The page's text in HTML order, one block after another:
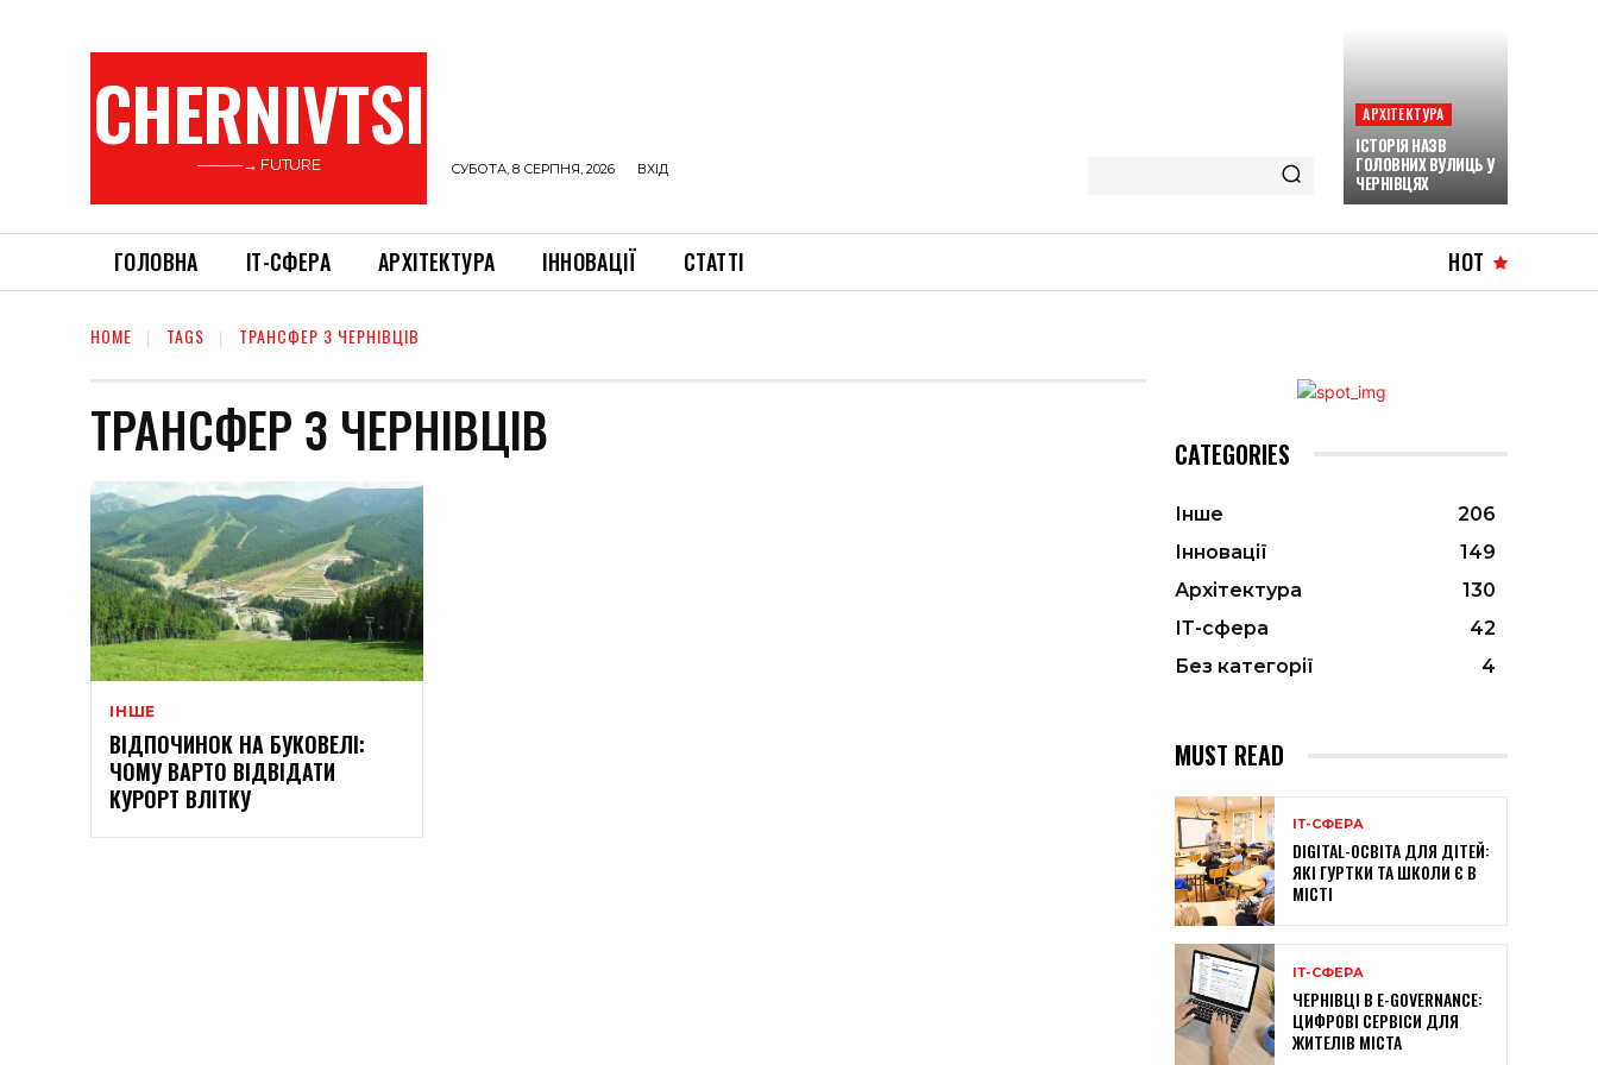
CHERNIVTSI
———→ FUTURE СУБОТА, 8 СЕРПНЯ, 2026 ВХІД
АРХІТЕКТУРА
ІСТОРІЯ НАЗВ
ГОЛОВНИХ ВУЛИЦЬ У
ЧЕРНІВЦЯХ
ГОЛОВНА ІТ-СФЕРА АРХІТЕКТУРА ІННОВАЦІЇ СТАТТІ HOT
HOME TAGS ТРАНСФЕР З ЧЕРНІВЦІВ
ТРАНСФЕР З ЧЕРНІВЦІВ
ІНШЕ
ВІДПОЧИНОК НА БУКОВЕЛІ:
ЧОМУ ВАРТО ВІДВІДАТИ
КУРОРТ ВЛІТКУ
CATEGORIES
Інше
206
Інновації
149
Архітектура
130
ІТ-сфера
42
Без категорії
4
MUST READ
ІТ-СФЕРА
DIGITAL-ОСВІТА ДЛЯ ДІТЕЙ:
ЯКІ ГУРТКИ ТА ШКОЛИ Є В
МІСТІ
ІТ-СФЕРА
ЧЕРНІВЦІ В E-GOVERNANCE:
ЦИФРОВІ СЕРВІСИ ДЛЯ
ЖИТЕЛІВ МІСТА